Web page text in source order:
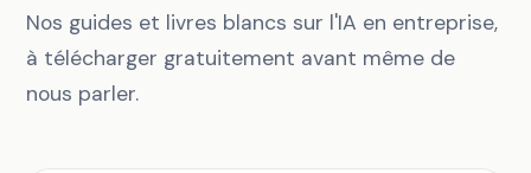
Nos guides et livres blancs sur l'IA en entreprise,
à télécharger gratuitement avant même de
nous parler.